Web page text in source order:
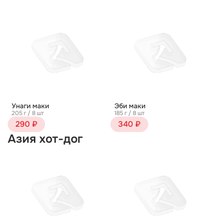
Унаги маки
205 г / 8 шт
290 ₽
Эби маки
185 г / 8 шт
340 ₽
Азия хот-дог